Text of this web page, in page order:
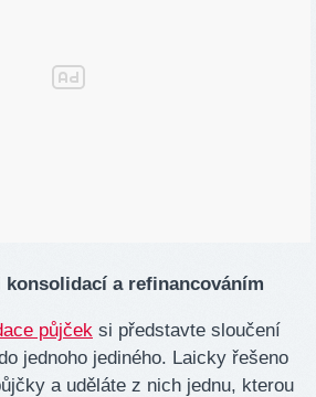
konsolidací a refinancováním
půjček si představte sloučení
jednoho jediného. Laicky řešeno
a uděláte z nich jednu, kterou